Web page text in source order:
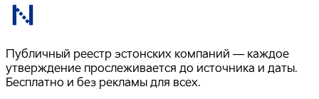
Публичный реестр эстонских компаний — каждое
утверждение прослеживается до источника и даты.
Бесплатно и без рекламы для всех.